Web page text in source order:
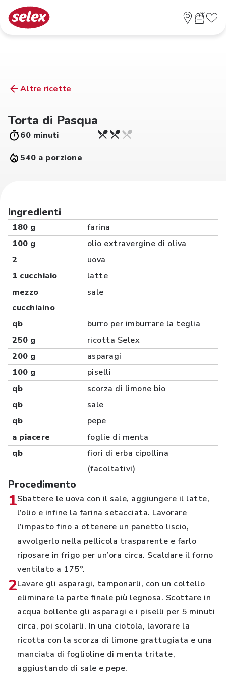
Altre ricette
Torta di Pasqua
60 minuti
540 a porzione
Ingredienti
180 g
farina
100 g
olio extravergine di oliva
2
uova
1 cucchiaio
latte
mezzo
cucchiaino
sale
qb
burro per imburrare la teglia
250 g
ricotta Selex
200 g
asparagi
100 g
piselli
qb
scorza di limone bio
qb
sale
qb
pepe
a piacere
foglie di menta
qb
fiori di erba cipollina
(facoltativi)
Procedimento
1Sbattere le uova con il sale, aggiungere il latte,
l’olio e infine la farina setacciata. Lavorare
l’impasto fino a ottenere un panetto liscio,
avvolgerlo nella pellicola trasparente e farlo
riposare in frigo per un’ora circa. Scaldare il forno
ventilato a 175°.
2Lavare gli asparagi, tamponarli, con un coltello
eliminare la parte finale più legnosa. Scottare in
acqua bollente gli asparagi e i piselli per 5 minuti
circa, poi scolarli. In una ciotola, lavorare la
ricotta con la scorza di limone grattugiata e una
manciata di foglioline di menta tritate,
aggiustando di sale e pepe.